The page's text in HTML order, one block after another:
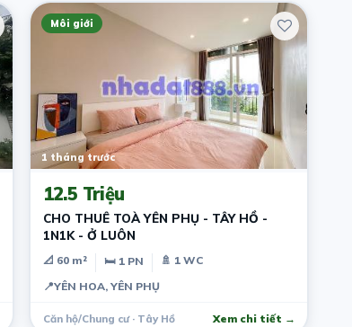
Môi giới
1 tháng trước
12.5 Triệu
CHO THUÊ TOÀ YÊN PHỤ - TÂY HỒ -
1N1K - Ở LUÔN
📐 60 m² 🛏 1 PN
🚿 1 WC
📍YÊN HOA, YÊN PHỤ
Căn hộ/Chung cư · Tây Hồ Xem chi tiết →